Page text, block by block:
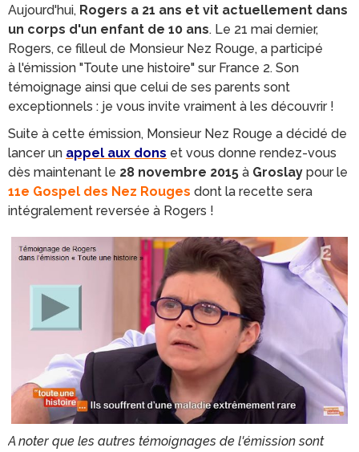
Aujourd'hui, Rogers a 21 ans et vit actuellement dans
un corps d'un enfant de 10 ans. Le 21 mai dernier,
Rogers, ce filleul de Monsieur Nez Rouge, a participé
à l'émission "Toute une histoire" sur France 2. Son
témoignage ainsi que celui de ses parents sont
exceptionnels : je vous invite vraiment à les découvrir !
Suite à cette émission, Monsieur Nez Rouge a décidé de
lancer un appel aux dons et vous donne rendez-vous
dès maintenant le 28 novembre 2015 à Groslay pour le
11e Gospel des Nez Rouges dont la recette sera
intégralement reversée à Rogers !
A noter que les autres témoignages de l'émission sont